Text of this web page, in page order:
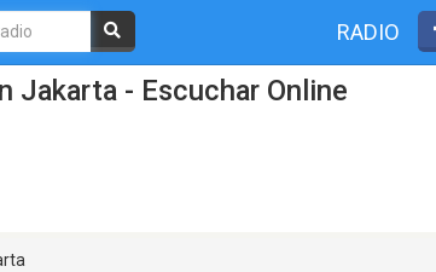
RADIO
Jakarta - Escuchar Online